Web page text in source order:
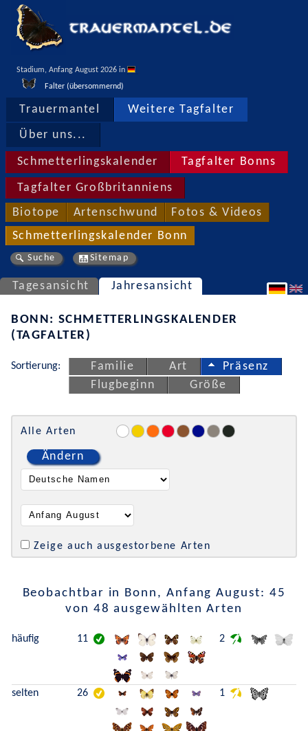
Stadium, Anfang August 2026 in
Falter (übersommernd)
Trauermantel Weitere Tagfalter
Über uns...
Schmetterlingskalender Tagfalter Bonns
Tagfalter Großbritanniens
Biotope Artenschwund Fotos & Videos
Schmetterlingskalender Bonn
Suche Sitemap
Tagesansicht Jahresansicht
BONN: SCHMETTERLINGSKALENDER
(TAGFALTER)
Sortierung: Familie Art
Präsenz
Flugbeginn
Größe
Alle Arten
Ändern
Zeige auch ausgestorbene Arten
Beobachtbar in Bonn, Anfang August: 45
von 48 ausgewählten Arten
häufig 11 2
selten 26 1